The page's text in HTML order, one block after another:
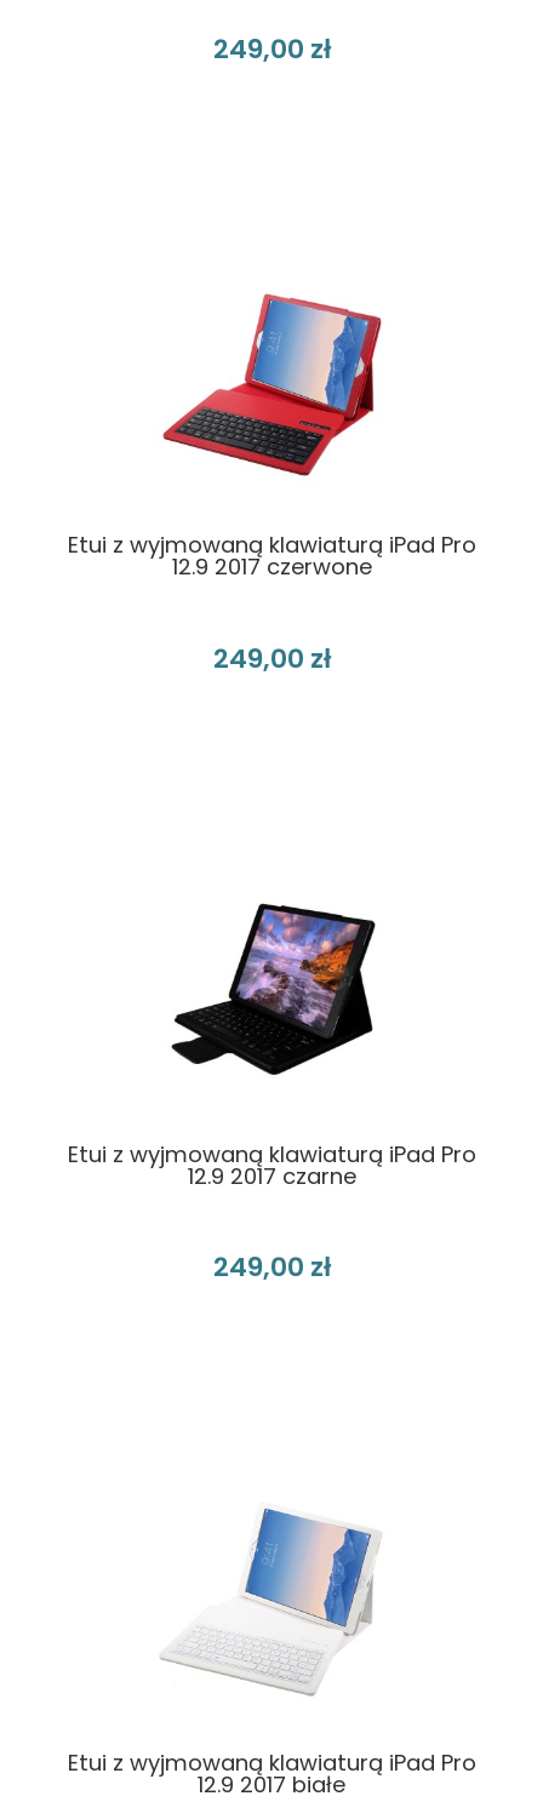
249,00 zł
Etui z wyjmowaną klawiaturą iPad Pro
12.9 2017 czerwone
249,00 zł
Etui z wyjmowaną klawiaturą iPad Pro
12.9 2017 czarne
249,00 zł
Etui z wyjmowaną klawiaturą iPad Pro
12.9 2017 białe